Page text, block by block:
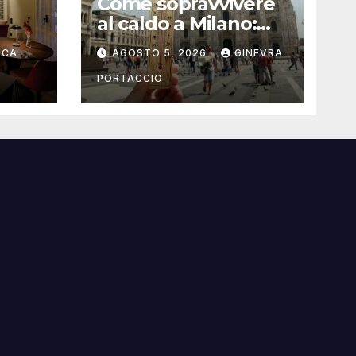
al caldo a Milano:
consigli pratici
AGOSTO 5, 2026 GINEVRA
PORTACCIO